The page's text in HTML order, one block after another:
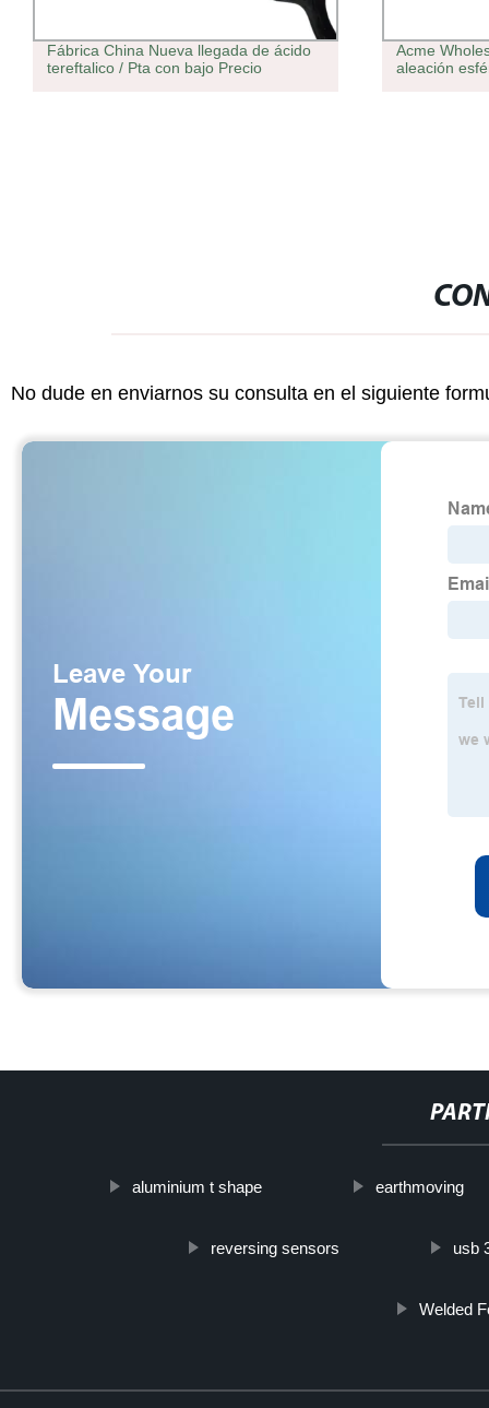
Fábrica China Nueva llegada de ácido
tereftalico / Pta con bajo Precio
Acme
aleación
No dude en enviarnos su consulta en el siguiente
aluminium t shape earthmoving
reversing sensors usb
Welded